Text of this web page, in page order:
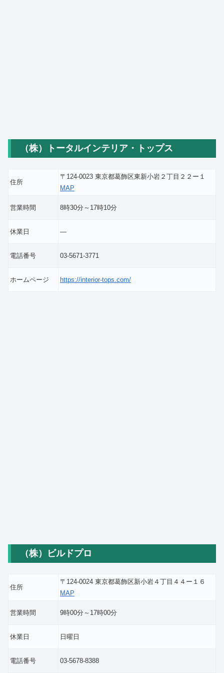
（株）トータルインテリア・トップス
住所
〒124-0023 東京都葛飾区東新小岩２丁目２２ー１
MAP
営業時間 8時30分～17時10分
休業日 ―
電話番号 03-5671-3771
ホームページ https://interior-tops.com/
（株）ビルドプロ
住所
〒124-0024 東京都葛飾区新小岩４丁目４４ー１６
MAP
営業時間 9時00分～17時00分
休業日 日曜日
電話番号 03-5678-8388